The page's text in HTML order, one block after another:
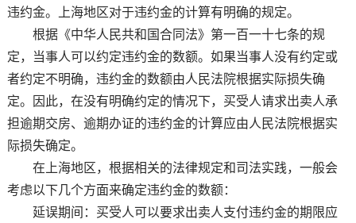
违约金。上海地区对于违约金的计算有明确的规定。
根据《中华人民共和国合同法》第一百一十七条的规
定，当事人可以约定违约金的数额。如果当事人没有约定或
者约定不明确，违约金的数额由人民法院根据实际损失确
定。因此，在没有明确约定的情况下，买受人请求出卖人承
担逾期交房、逾期办证的违约金的计算应由人民法院根据实
际损失确定。
在上海地区，根据相关的法律规定和司法实践，一般会
考虑以下几个方面来确定违约金的数额：
延误期间：买受人可以要求出卖人支付违约金的期限应